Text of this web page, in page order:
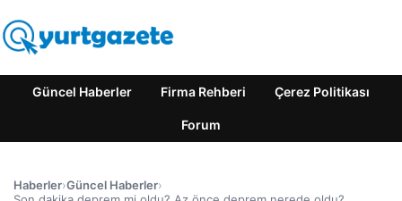
Güncel Haberler Firma Rehberi Çerez Politikası
Forum
Haberler›Güncel Haberler›